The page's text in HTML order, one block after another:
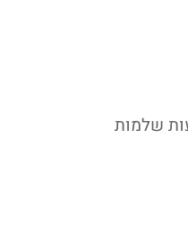
שלמות